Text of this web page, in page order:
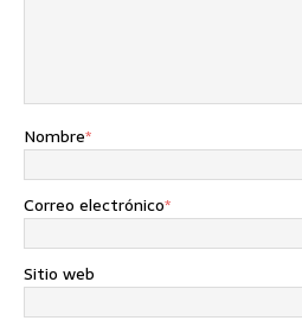
Nombre*
Correo electrónico*
Sitio web